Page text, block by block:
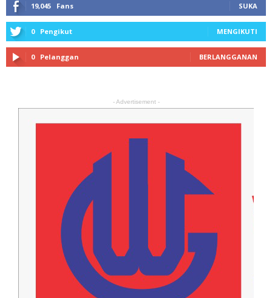
19,045 Fans SUKA
0 Pengikut MENGIKUTI
0 Pelanggan BERLANGGANAN
- Advertisement -